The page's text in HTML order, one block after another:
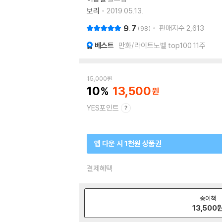
보리
2019.05.13.
9.7 98 판매지수 2,613
베스트 만화/라이트노벨 top100 11주
15,000원
10 13,500
YES포인트
앱 다운 시 1천원 상품권
결제혜택
종이책
13,500